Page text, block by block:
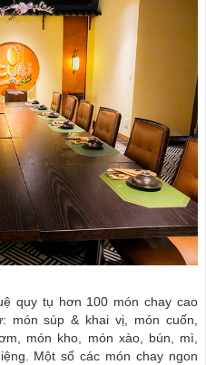
quy tụ hơn 100 món chay cao
món súp & khai vị, món cuốn,
món kho, món xào, bún, mì,
Một số các món chay ngon